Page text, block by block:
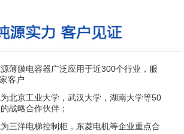
薄膜电容器广泛应用于近300个行业，服
客户
北京工业大学，武汉大学，湖南大学等50
战略合作伙伴；
三洋电梯控制柜，东菱电机等企业重点合